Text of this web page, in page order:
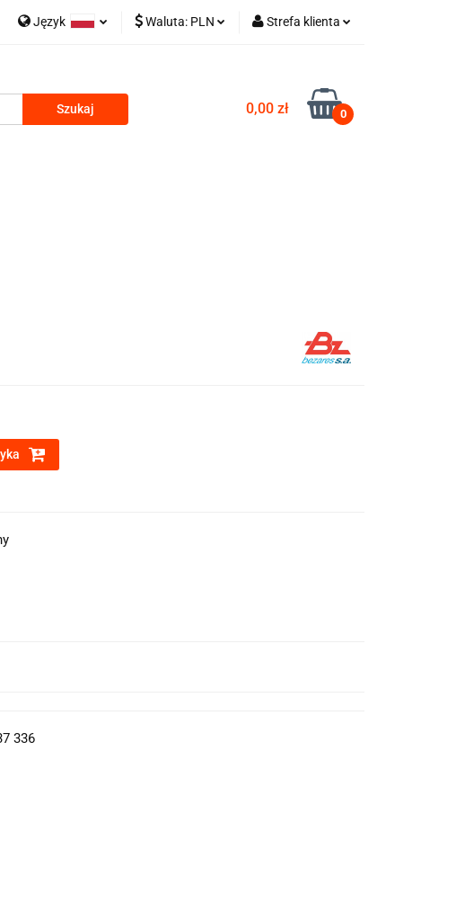
Język
English
Waluta: PLN Strefa klienta
Zarejestruj się
Dodaj zgłoszenie
0,00 zł 0
TECHNICZNE
336